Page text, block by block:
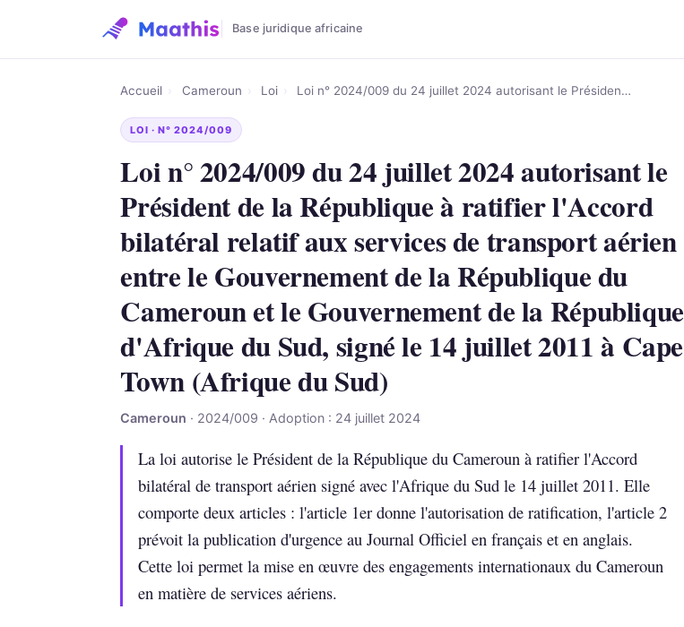
Base juridique africaine
Accueil Cameroun Loi Loi n° 2024/009 du 24 juillet 2024 autorisant le Présiden…
LOI · N° 2024/009
Loi n° 2024/009 du 24 juillet 2024 autorisant le
Président de la République à ratifier l'Accord
bilatéral relatif aux services de transport aérien
entre le Gouvernement de la République du
Cameroun et le Gouvernement de la République
d'Afrique du Sud, signé le 14 juillet 2011 à Cape
Town (Afrique du Sud)
Cameroun · 2024/009 · Adoption : 24 juillet 2024
La loi autorise le Président de la République du Cameroun à ratifier l'Accord
bilatéral de transport aérien signé avec l'Afrique du Sud le 14 juillet 2011. Elle
comporte deux articles : l'article 1er donne l'autorisation de ratification, l'article 2
prévoit la publication d'urgence au Journal Officiel en français et en anglais.
Cette loi permet la mise en œuvre des engagements internationaux du Cameroun
en matière de services aériens.